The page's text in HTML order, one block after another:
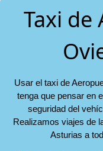
Taxi de
Usar el taxi de
tenga que pensar en
seguridad del
Realizamos viajes de
Asturias a